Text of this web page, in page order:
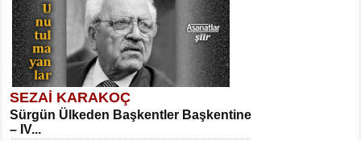
SITKI CANEY
Oruçla Devrim ve Özgürlüğe…...
Elmira...
SEZAİ KARAKOÇ
Sürgün Ülkeden Başkentler Başkentine
– IV...